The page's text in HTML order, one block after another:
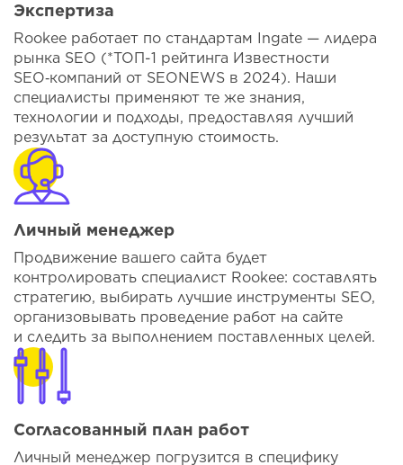
Экспертиза
Rookee работает по стандартам Ingate — лидера
рынка SEO (*ТОП-1 рейтинга Известности
SEO‑компаний от SEONEWS в 2024). Наши
специалисты применяют те же знания,
технологии и подходы, предоставляя лучший
результат за доступную стоимость.
Личный менеджер
Продвижение вашего сайта будет
контролировать специалист Rookee: составлять
стратегию, выбирать лучшие инструменты SEO,
организовывать проведение работ на сайте
и следить за выполнением поставленных целей.
Согласованный план работ
Личный менеджер погрузится в специфику